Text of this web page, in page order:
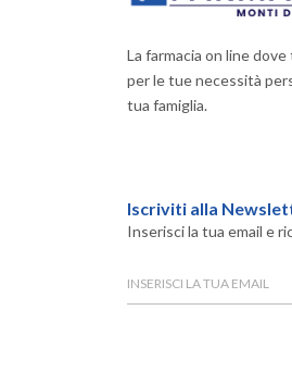
La farmacia on line
per le tue necessità
tua famiglia.
Iscriviti alla
Inserisci la tua email e